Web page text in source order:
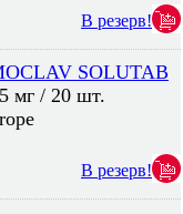
В резерв!
SOLUTAB
мг / 20 шт.
В резерв!